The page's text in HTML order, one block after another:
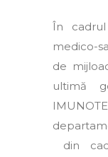
În
medico-
de
ultimă
din